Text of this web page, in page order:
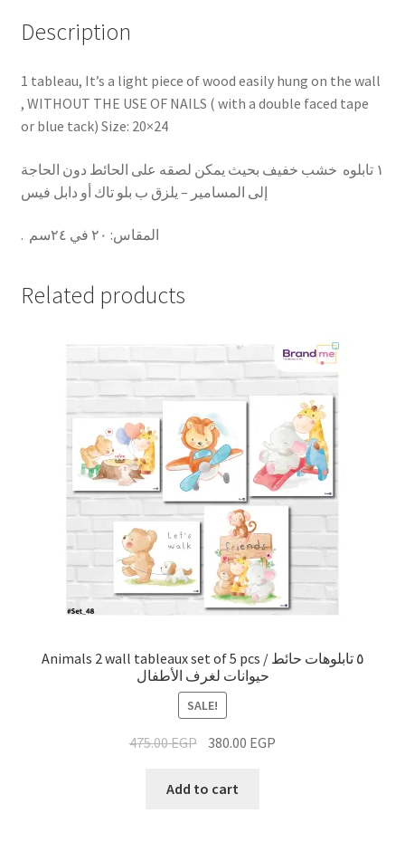
Description
1 tableau, It’s a light piece of wood easily hung on the wall
, WITHOUT THE USE OF NAILS ( with a double faced tape
or blue tack) Size: 20×24
١ تابلوه خشب خفيف بحيث يمكن لصقه على الحائط دون الحاجة
إلى المسامير – يلزق ب بلو تاك أو دابل فيس
. المقاس: ٢٠ في ٢٤سم
Related products
Animals 2 wall tableaux set of 5 pcs / ٥ تابلوهات حائط
حيوانات لغرف الأطفال
SALE!
475.00EGP 380.00 EGP
Add to cart